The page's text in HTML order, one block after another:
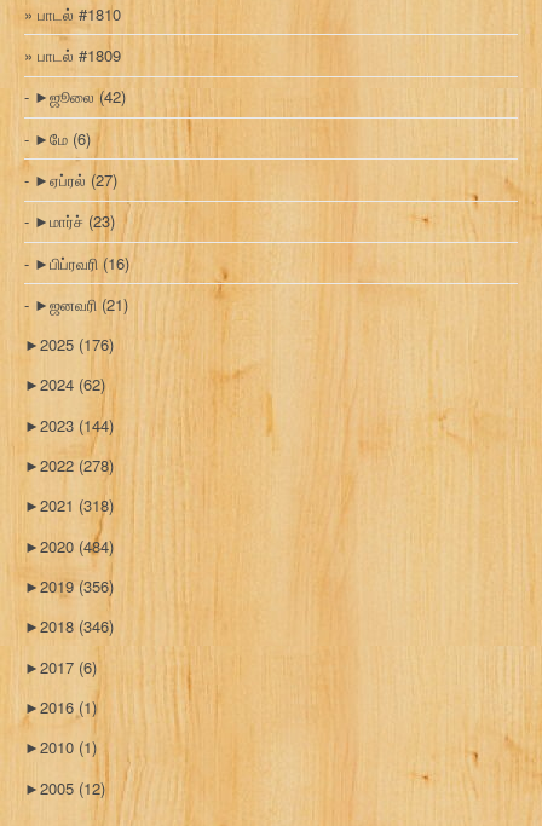
பாடல் #1810
பாடல் #1809
►ஜூலை (42)
►மே (6)
►ஏப்ரல் (27)
►மார்ச் (23)
►பிப்ரவரி (16)
►ஜனவரி (21)
►2025 (176)
►2024 (62)
►2023 (144)
►2022 (278)
►2021 (318)
►2020 (484)
►2019(356)
►2018 (346)
►2017 (6)
►2016 (1)
►2010 (1)
►2005 (12)